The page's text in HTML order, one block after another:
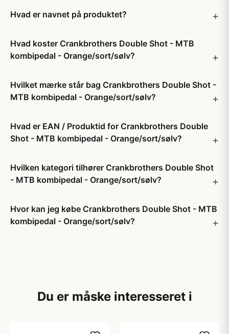
Hvad er navnet på produktet?
Hvad koster Crankbrothers Double Shot - MTB
kombipedal - Orange/sort/sølv?
Hvilket mærke står bag Crankbrothers Double Shot -
MTB kombipedal - Orange/sort/sølv?
Hvad er EAN / Produktid for Crankbrothers Double
Shot - MTB kombipedal - Orange/sort/sølv?
Hvilken kategori tilhører Crankbrothers Double Shot
- MTB kombipedal - Orange/sort/sølv?
Hvor kan jeg købe Crankbrothers Double Shot - MTB
kombipedal - Orange/sort/sølv?
Du er måske interesseret i